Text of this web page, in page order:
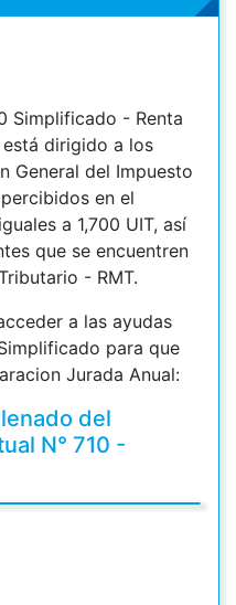
Simplificado - Renta
dirigido a los
General del Impuesto
en el
a 1,700 UIT, así
que se encuentren
- RMT.
a las ayudas
para que
Jurada Anual:
del
N° 710 -